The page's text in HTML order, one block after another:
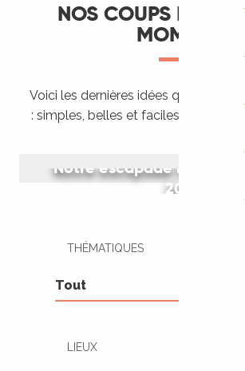
NOS COUPS DE
MOMENT
Voici les dernières idées que nous
: simples, belles et faciles à
Notre escapade rétro en
203
THÉMATIQUES
LIEUX